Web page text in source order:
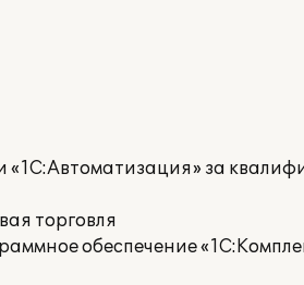
за
торговля
обеспечение